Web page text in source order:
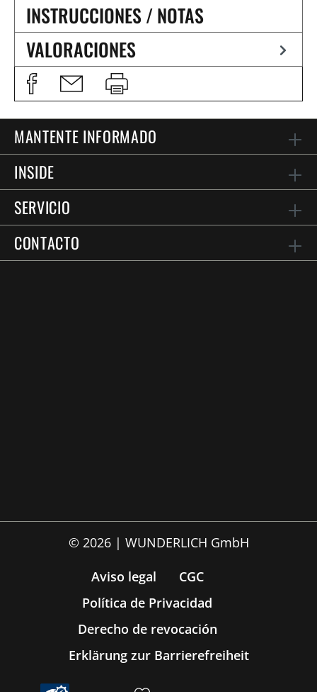
INSTRUCCIONES / NOTAS
VALORACIONES
MANTENTE INFORMADO
INSIDE
SERVICIO
CONTACTO
© 2026 | WUNDERLICH GmbH
Aviso legal
CGC
Política de Privacidad
Derecho de revocación
Erklärung zur Barrierefreiheit